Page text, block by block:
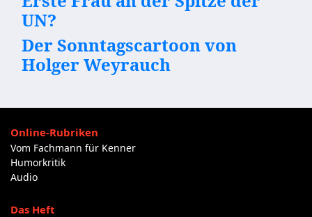
UN?
Der Sonntagscartoon von
Holger Weyrauch
Online-Rubriken
Vom Fachmann für Kenner
Humorkritik
Audio
Das Heft